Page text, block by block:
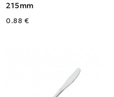
215mm
0.88 €